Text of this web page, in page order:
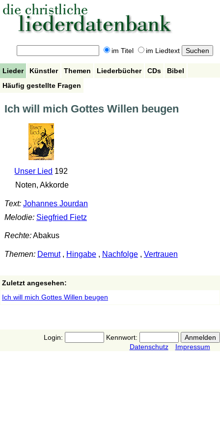
im Titel im Liedtext
Lieder Künstler Themen Liederbücher CDs
Bibel
Häufig gestellte Fragen
Ich will mich Gottes Willen beugen
Unser Lied 192
Noten, Akkorde
Text: Johannes Jourdan
Melodie: Siegfried Fietz
Rechte:Abakus
Themen: Demut, Hingabe, Nachfolge, Vertrauen
Zuletzt angesehen:
Ich will mich Gottes Willen beugen
Login:
Kennwort:
Datenschutz
Impressum